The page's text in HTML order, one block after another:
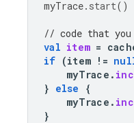
myTrace. start()
// code that
val item =
if (item !=
myTrace .
} else
{
myTrace .
}